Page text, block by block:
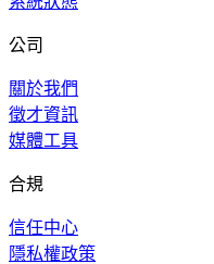
公司
關於我們
徵才資訊
媒體工具
合規
信任中心
隱私權政策